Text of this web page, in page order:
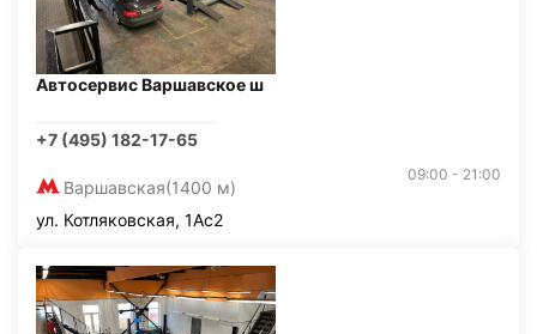
Автосервис Варшавское ш
+7 (495) 182-17-65
Варшавская(1400 м)
09:00 - 21:00
ул. Котляковская, 1Ас2